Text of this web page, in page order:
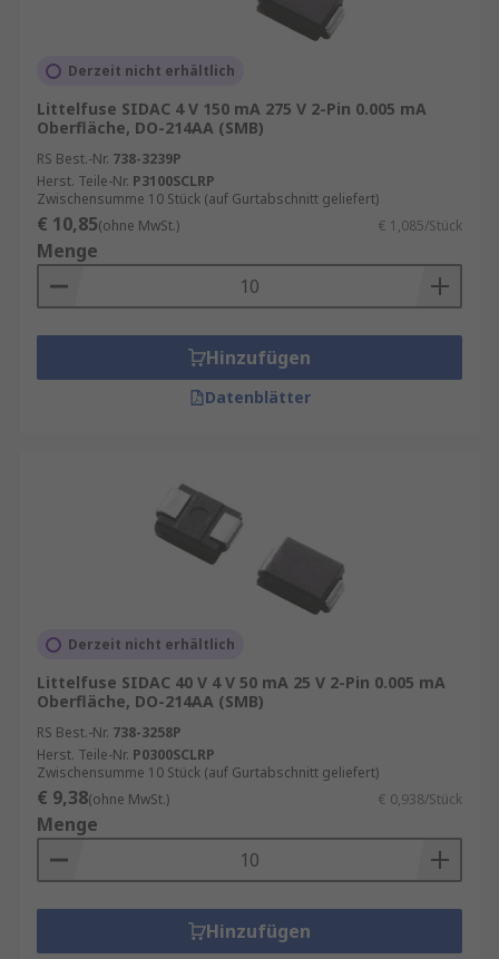
Derzeit nicht erhältlich
Littelfuse SIDAC 4 V 150 mA 275 V 2-Pin 0.005 mA
Oberfläche, DO-214AA (SMB)
RS Best.-Nr. 738-3239P
Herst. Teile-Nr. P3100SCLRP
Zwischensumme 10 Stück (auf Gurtabschnitt geliefert)
€ 10,85(ohne MwSt.) € 1,085/Stück
Menge
Hinzufügen
Datenblätter
Derzeit nicht erhältlich
Littelfuse SIDAC 40 V 4 V 50 mA 25 V 2-Pin 0.005 mA
Oberfläche, DO-214AA (SMB)
RS Best.-Nr. 738-3258P
Herst. Teile-Nr. P0300SCLRP
Zwischensumme 10 Stück (auf Gurtabschnitt geliefert)
€ 9,38(ohne MwSt.) € 0,938/Stück
Menge
Hinzufügen